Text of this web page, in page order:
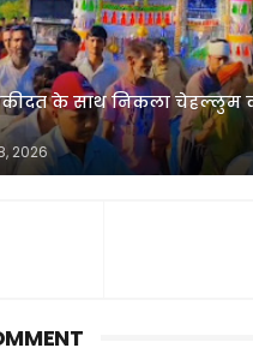
के साथ निकला चेहल्लुम
2026